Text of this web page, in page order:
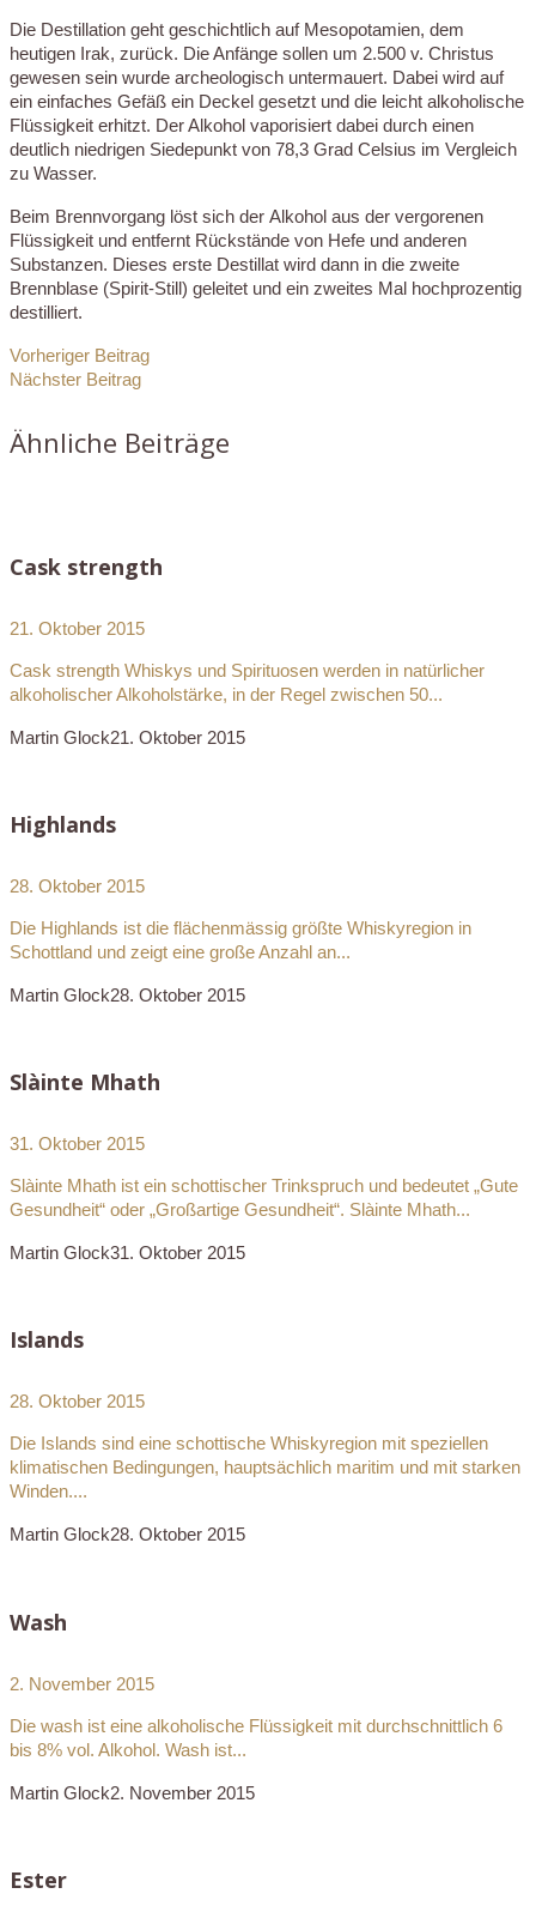
Die Destillation geht geschichtlich auf Mesopotamien, dem
heutigen Irak, zurück. Die Anfänge sollen um 2.500 v. Christus
gewesen sein wurde archeologisch untermauert. Dabei wird auf
ein einfaches Gefäß ein Deckel gesetzt und die leicht alkoholische
Flüssigkeit erhitzt. Der Alkohol vaporisiert dabei durch einen
deutlich niedrigen Siedepunkt von 78,3 Grad Celsius im Vergleich
zu Wasser.
Beim Brennvorgang löst sich der Alkohol aus der vergorenen
Flüssigkeit und entfernt Rückstände von Hefe und anderen
Substanzen. Dieses erste Destillat wird dann in die zweite
Brennblase (Spirit-Still) geleitet und ein zweites Mal hochprozentig
destilliert.
Vorheriger Beitrag
Nächster Beitrag
Ähnliche Beiträge
Cask strength
21. Oktober 2015
Cask strength Whiskys und Spirituosen werden in natürlicher
alkoholischer Alkoholstärke, in der Regel zwischen 50...
Martin Glock21. Oktober 2015
Highlands
28. Oktober 2015
Die Highlands ist die flächenmässig größte Whiskyregion in
Schottland und zeigt eine große Anzahl an...
Martin Glock28. Oktober 2015
Slàinte Mhath
31. Oktober 2015
Slàinte Mhath ist ein schottischer Trinkspruch und bedeutet „Gute
Gesundheit“ oder „Großartige Gesundheit“. Slàinte Mhath...
Martin Glock31. Oktober 2015
Islands
28. Oktober 2015
Die Islands sind eine schottische Whiskyregion mit speziellen
klimatischen Bedingungen, hauptsächlich maritim und mit starken
Winden....
Martin Glock28. Oktober 2015
Wash
2. November 2015
Die wash ist eine alkoholische Flüssigkeit mit durchschnittlich 6
bis 8% vol. Alkohol. Wash ist...
Martin Glock2. November 2015
Ester